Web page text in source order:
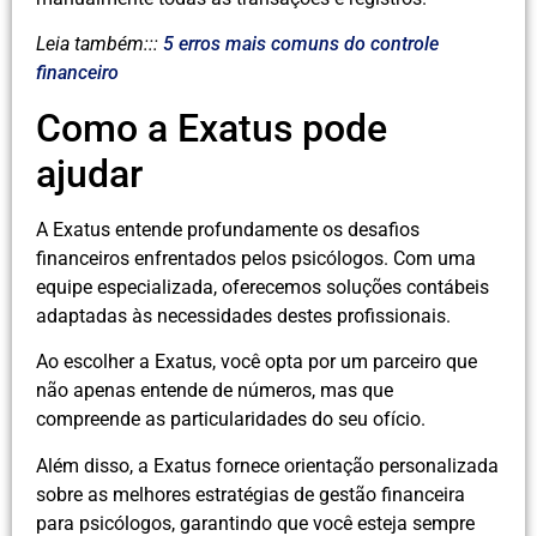
Leia também::: 5 erros mais comuns do controle
financeiro
Como a Exatus pode
ajudar
A Exatus entende profundamente os desafios
financeiros enfrentados pelos psicólogos. Com uma
equipe especializada, oferecemos soluções contábeis
adaptadas às necessidades destes profissionais.
Ao escolher a Exatus, você opta por um parceiro que
não apenas entende de números, mas que
compreende as particularidades do seu ofício.
Além disso, a Exatus fornece orientação personalizada
sobre as melhores estratégias de gestão financeira
para psicólogos, garantindo que você esteja sempre